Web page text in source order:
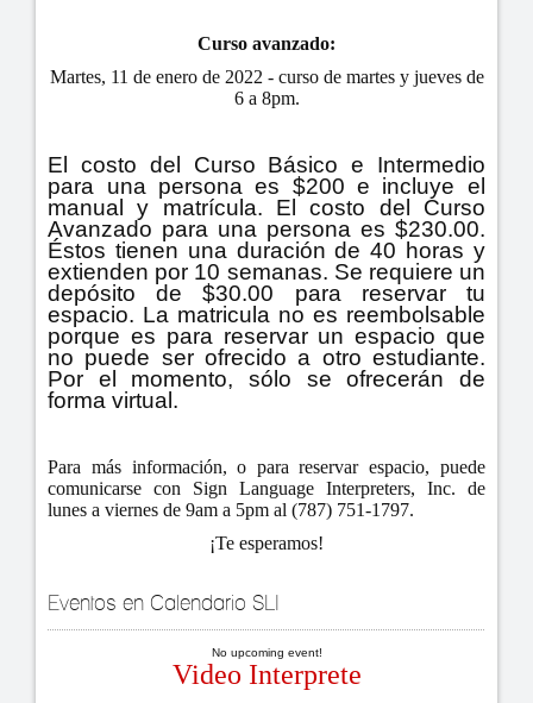
Curso avanzado:
Martes, 11 de enero de 2022 - curso de martes y jueves de
6 a 8pm.
El costo del Curso Básico e Intermedio
para una persona es $200 e incluye el
manual y matrícula. El costo del Curso
Avanzado para una persona es $230.00.
Éstos tienen una duración de 40 horas y
extienden por 10 semanas. Se requiere un
depósito de $30.00 para reservar tu
espacio. La matricula no es reembolsable
porque es para reservar un espacio que
no puede ser ofrecido a otro estudiante.
Por el momento, sólo se ofrecerán de
forma virtual.
Para más información, o para reservar espacio, puede
comunicarse con Sign Language Interpreters, Inc. de
lunes a viernes de 9am a 5pm al (787) 751-1797.
¡Te esperamos!
Eventos en Calendario SLI
No upcoming event!
Video Interprete